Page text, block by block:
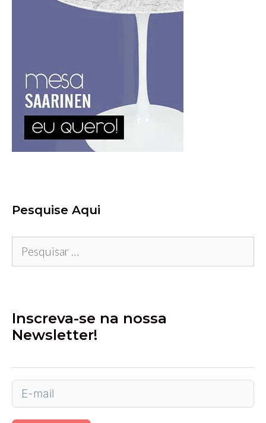
Pesquise Aqui
por:
Inscreva-se na nossa
Newsletter!